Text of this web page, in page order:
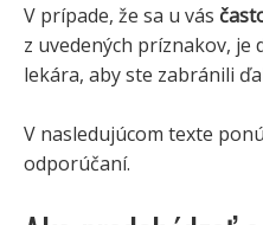
V prípade, že sa u vás
z uvedených príznakov,
lekára, aby ste zabránili
V nasledujúcom texte
odporúčaní.